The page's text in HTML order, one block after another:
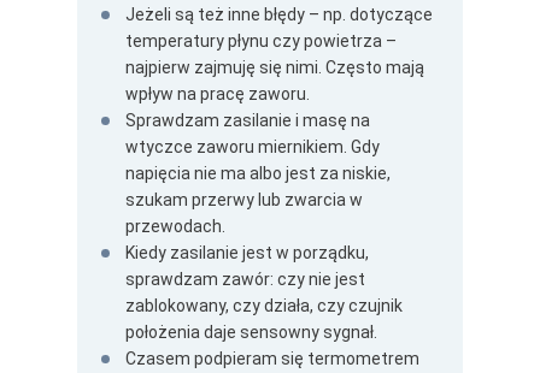
Jeżeli są też inne błędy – np. dotyczące
temperatury płynu czy powietrza –
najpierw zajmuję się nimi. Często mają
wpływ na pracę zaworu.
Sprawdzam zasilanie i masę na
wtyczce zaworu miernikiem. Gdy
napięcia nie ma albo jest za niskie,
szukam przerwy lub zwarcia w
przewodach.
Kiedy zasilanie jest w porządku,
sprawdzam zawór: czy nie jest
zablokowany, czy działa, czy czujnik
położenia daje sensowny sygnał.
Czasem podpieram się termometrem